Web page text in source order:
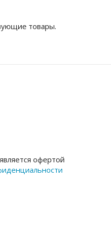
товары.
офертой